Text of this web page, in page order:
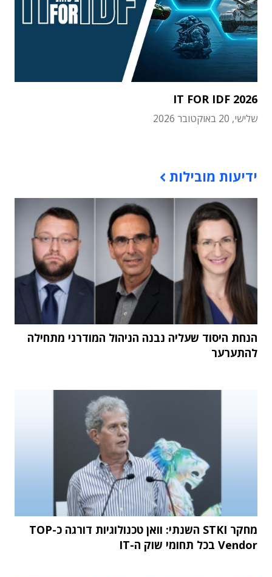
IT FOR IDF 2026
שלישי, 20 באוקטובר 2026
ידיעות מובילות
הנחת היסוד שעליה נבנה הניהול המודרני מתחילה
להתערער
מחקר STKI השנתי: וואן טכנולוגיות דורגה כ-TOP
Vendor בכל תחומי שוק ה-IT